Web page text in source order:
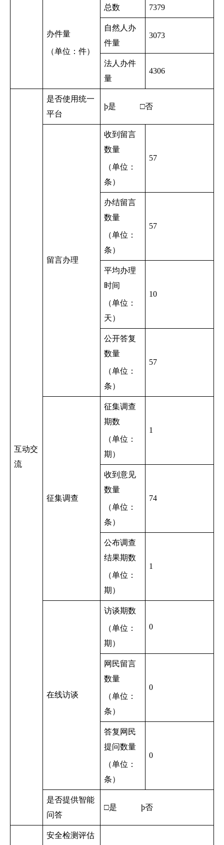
办件量
（单位：件）
总数 7379
自然人办
件量
3073
法人办件
量
4306
互动交
流
是否使用统一
平台
þ是 □否
留言办理
收到留言
数量
（单位：
条）
57
办结留言
数量
（单位：
条）
57
平均办理
时间
（单位：
天）
10
公开答复
数量
（单位：
条）
57
征集调查
征集调查
期数
（单位：
期）
1
收到意见
数量
（单位：
条）
74
公布调查
结果期数
（单位：
期）
1
在线访谈
访谈期数
（单位：
期）
0
网民留言
数量
（单位：
条）
0
答复网民
提问数量
（单位：
条）
0
是否提供智能
问答
□是 þ否
安全检测评估